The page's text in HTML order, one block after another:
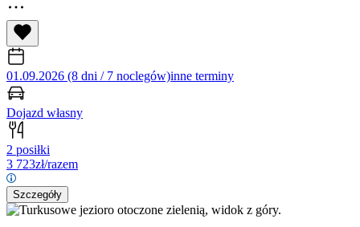
01.09.2026 (8 dni / 7 noclegów)inne terminy
Dojazd własny
2 posiłki
3 723zł/razem
Szczegóły